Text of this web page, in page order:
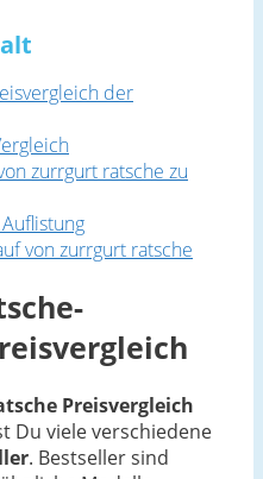
der
zurrgurt ratsche zu
von zurrgurt ratsche
Preisvergleich
Du viele verschiedene
. Bestseller sind